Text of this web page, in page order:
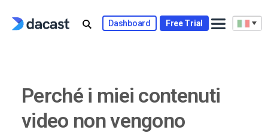
Dashboard Free Trial
Perché i miei contenuti
video non vengono